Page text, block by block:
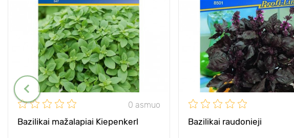
0 asmuo
Bazilikai mažalapiai Kiepenkerl Bazilikai raudonieji